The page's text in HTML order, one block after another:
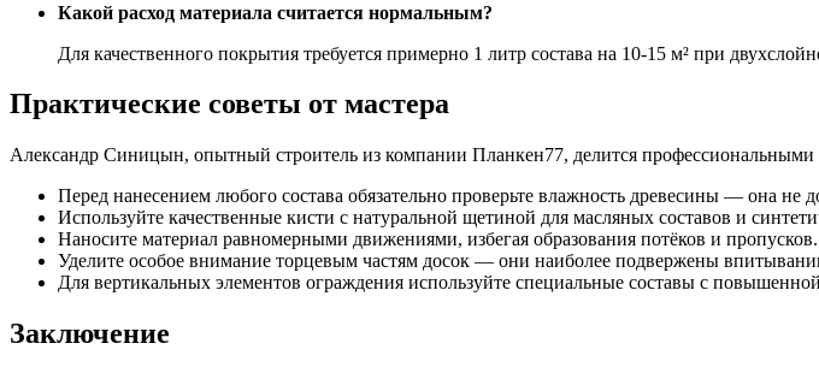
Какой расход материала считается нормальным?
Для качественного покрытия требуется примерно 1 литр состава на 10-15 м² при
Практические советы от мастера
Александр Синицын, опытный строитель из компании Планкен77, делится профессиональными
Перед нанесением любого состава обязательно проверьте влажность древесины — она не
Используйте качественные кисти с натуральной щетиной для масляных составов и
Наносите материал равномерными движениями, избегая образования потёков и пропусков.
Уделите особое внимание торцевым частям досок — они наиболее подвержены
Для вертикальных элементов ограждения используйте специальные составы с
Заключение